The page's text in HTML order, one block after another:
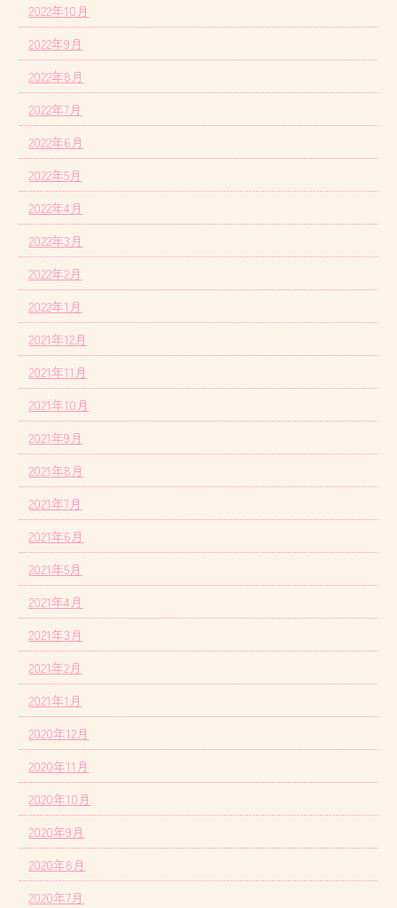
2022年10月
2022年9月
2022年8月
2022年7月
2022年6月
2022年5月
2022年4月
2022年3月
2022年2月
2022年1月
2021年12月
2021年11月
2021年10月
2021年9月
2021年8月
2021年7月
2021年6月
2021年5月
2021年4月
2021年3月
2021年2月
2021年1月
2020年12月
2020年11月
2020年10月
2020年9月
2020年8月
2020年7月